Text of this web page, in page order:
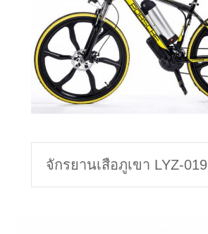
จักรยานเสือภูเขา LYZ-019